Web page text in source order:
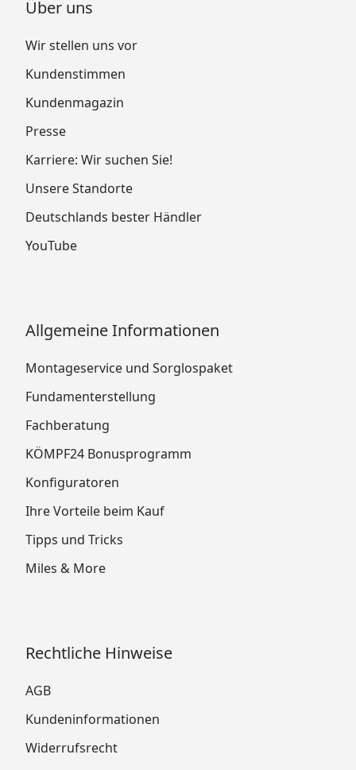
Über uns
Wir stellen uns vor
Kundenstimmen
Kundenmagazin
Presse
Karriere: Wir suchen Sie!
Unsere Standorte
Deutschlands bester Händler
YouTube
Allgemeine Informationen
Montageservice und Sorglospaket
Fundamenterstellung
Fachberatung
KÖMPF24 Bonusprogramm
Konfiguratoren
Ihre Vorteile beim Kauf
Tipps und Tricks
Miles & More
Rechtliche Hinweise
AGB
Kundeninformationen
Widerrufsrecht